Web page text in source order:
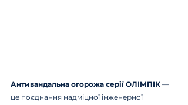
Антивандальна огорожа серії ОЛІМПІК —
це поєднання надміцної інженерної